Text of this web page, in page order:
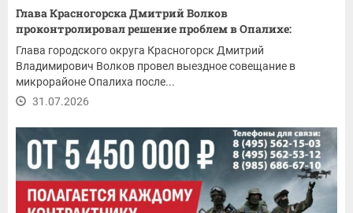
Глава Красногорска Дмитрий Волков
проконтролировал решение проблем в Опалихе:
ремонт...
Глава городского округа Красногорск Дмитрий
Владимирович Волков провел выездное совещание в
микрорайоне Опалиха после...
31.07.2026